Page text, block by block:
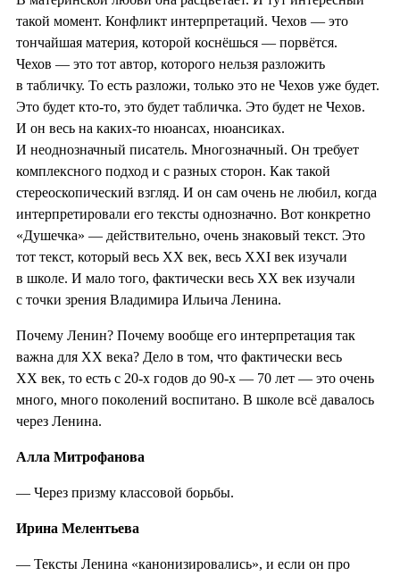
такой момент. Конфликт интерпретаций. Чехов — это
тончайшая материя, которой коснёшься — порвётся.
Чехов — это тот автор, которого нельзя разложить
в табличку. То есть разложи, только это не Чехов уже будет.
Это будет кто-то, это будет табличка. Это будет не Чехов.
И он весь на каких-то нюансах, нюансиках.
И неоднозначный писатель. Многозначный. Он требует
комплексного подход и с разных сторон. Как такой
стереоскопический взгляд. И он сам очень не любил, когда
интерпретировали его тексты однозначно. Вот конкретно
«Душечка» — действительно, очень знаковый текст. Это
тот текст, который весь XX век, весь XXI век изучали
в школе. И мало того, фактически весь XX век изучали
с точки зрения Владимира Ильича Ленина.
Почему Ленин? Почему вообще его интерпретация так
важна для XX века? Дело в том, что фактически весь
XX век, то есть с 20-х годов до 90-х — 70 лет — это очень
много, много поколений воспитано. В школе всё давалось
через Ленина.
Алла Митрофанова
— Через призму классовой борьбы.
Ирина Мелентьева
— Тексты Ленина «канонизировались», и если он про